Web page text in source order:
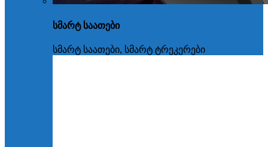
სმარტ საათები
სმარტ საათები, სმარტ ტრეკერები